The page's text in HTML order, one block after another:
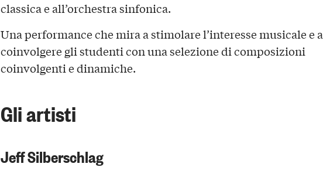
classica e all’orchestra sinfonica.
Una performance che mira a stimolare l’interesse musicale e a
coinvolgere gli studenti con una selezione di composizioni
coinvolgenti e dinamiche.
Gli artisti
Jeff Silberschlag